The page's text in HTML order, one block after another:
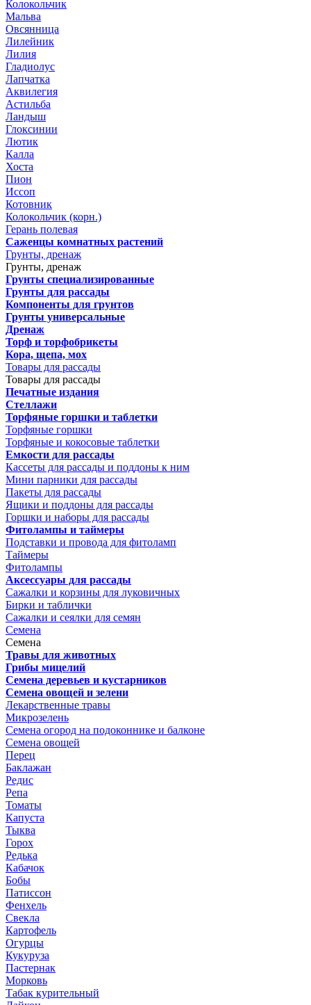
Колокольчик
Мальва
Овсянница
Лилейник
Лилия
Гладиолус
Лапчатка
Аквилегия
Астильба
Ландыш
Глоксинии
Лютик
Калла
Хоста
Пион
Иссоп
Котовник
Колокольчик (корн.)
Герань полевая
Саженцы комнатных растений
Грунты, дренаж
Грунты, дренаж
Грунты специализированные
Грунты для рассады
Компоненты для грунтов
Грунты универсальные
Дренаж
Торф и торфобрикеты
Кора, щепа, мох
Товары для рассады
Товары для рассады
Печатные издания
Стеллажи
Торфяные горшки и таблетки
Торфяные горшки
Торфяные и кокосовые таблетки
Емкости для рассады
Кассеты для рассады и поддоны к ним
Мини парники для рассады
Пакеты для рассады
Ящики и поддоны для рассады
Горшки и наборы для рассады
Фитолампы и таймеры
Подставки и провода для фитоламп
Таймеры
Фитолампы
Аксессуары для рассады
Сажалки и корзины для луковичных
Бирки и таблички
Сажалки и сеялки для семян
Семена
Семена
Травы для животных
Грибы мицелий
Семена деревьев и кустарников
Семена овощей и зелени
Лекарственные травы
Микрозелень
Семена огород на подоконнике и балконе
Семена овощей
Перец
Баклажан
Редис
Репа
Томаты
Капуста
Тыква
Горох
Редька
Кабачок
Бобы
Патиссон
Фенхель
Свекла
Картофель
Огурцы
Кукуруза
Пастернак
Морковь
Табак курительный